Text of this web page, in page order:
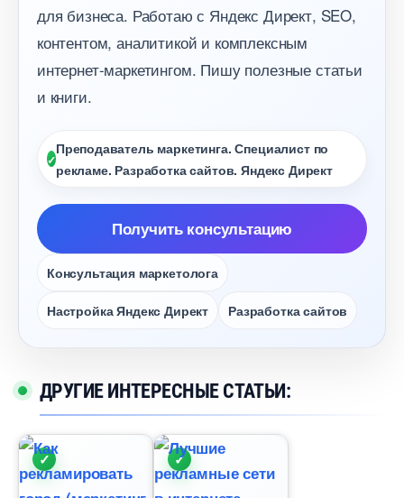
для бизнеса. Работаю с Яндекс Директ, SEO,
контентом, аналитикой и комплексным
интернет-маркетингом. Пишу полезные статьи
и книги.
Преподаватель маркетинга. Специалист по
рекламе. Разработка сайтов. Яндекс Директ
Получить консультацию
Консультация маркетолога
Настройка Яндекс Директ Разработка сайто
ДРУГИЕ ИНТЕРЕСНЫЕ СТАТЬИ: